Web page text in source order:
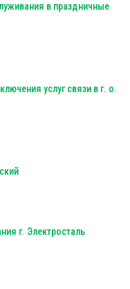
в праздничные
услуг связи в г. о.
г. Электросталь